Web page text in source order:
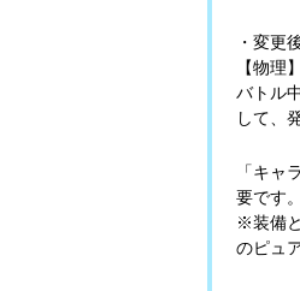
・変更
【物理
バトル
して、
「キャ
要です。
※装備
のピュ